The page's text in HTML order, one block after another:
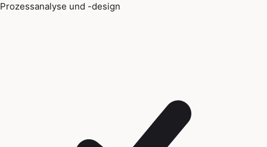
Prozessanalyse und -design